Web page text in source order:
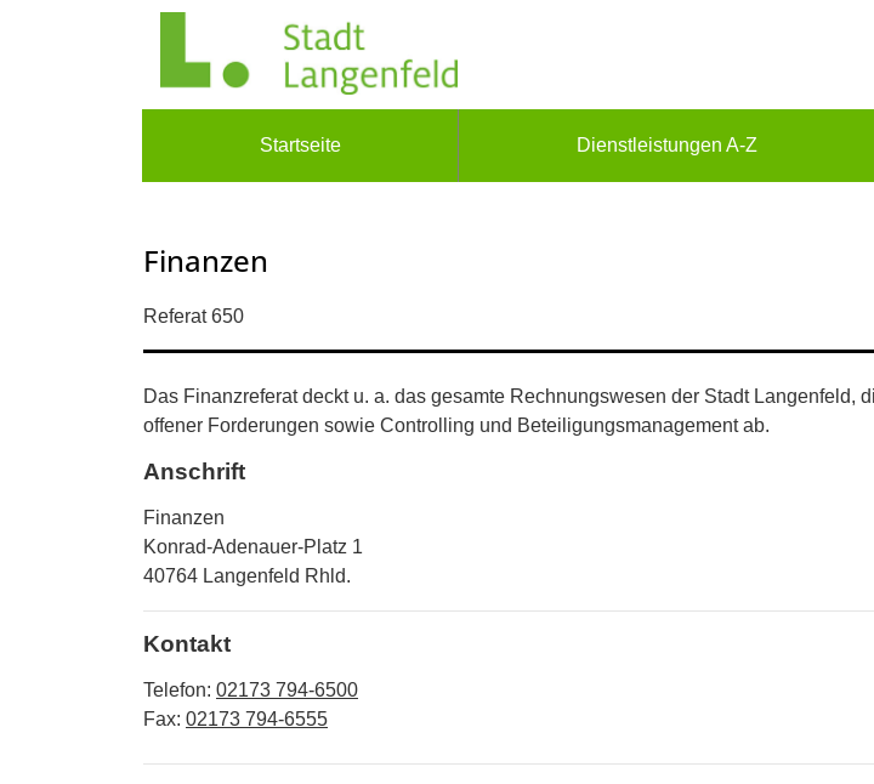
Startseite Dienstleistungen A-Z
Finanzen
Kurzbezeichnung
Referat 650
Beschreibung
Das Finanzreferat deckt u. a. das gesamte Rechnungswesen der Stadt Langenfeld,
offener Forderungen sowie Controlling und Beteiligungsmanagement ab.
Anschrift
Finanzen
Konrad-Adenauer-Platz 1
40764 Langenfeld Rhld.
Kontakt
Telefon: 02173 794-6500
Fax: 02173 794-6555